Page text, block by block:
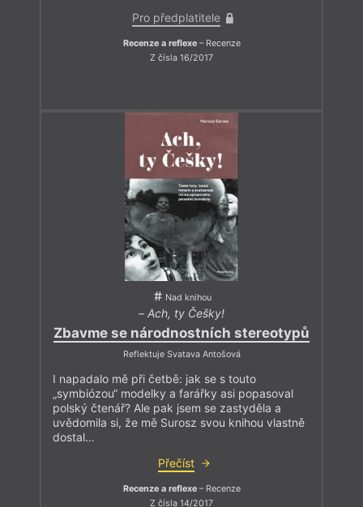
Pro předplatitele
Recenze a reflexe– Recenze
Z čísla 16/2017
Nad knihou
– Ach, ty Češky!
Zbavme se národnostních stereotypů
Reflektuje Svatava Antošová
I napadalo mě při četbě: jak se s touto
„symbiózou“ modelky a farářky asi popasoval
polský čtenář? Ale pak jsem se zastyděla a
uvědomila si, že mě Surosz svou knihou vlastně
dostal…
Přečíst
Recenze a reflexe– Recenze
Z čísla 14/2017